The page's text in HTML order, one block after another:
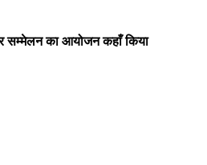
सम्मेलन का आयोजन कहाँ किया